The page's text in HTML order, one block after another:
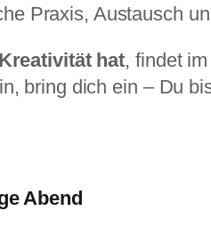
Praxis, Austausch
hat, findet
bring dich ein – Du
Abend